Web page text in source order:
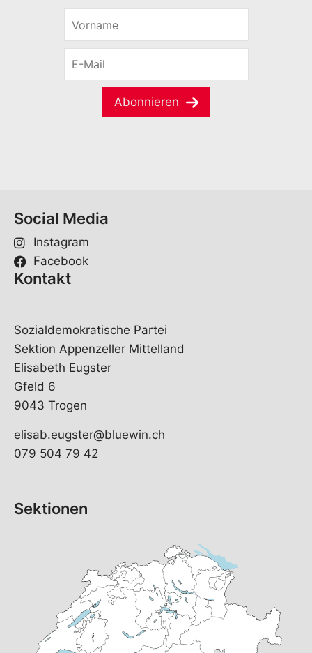
r
M
Abonnieren
Social Media
Instagram
Facebook
Kontakt
Sozialdemokratische Partei
Sektion Appenzeller Mittelland
Elisabeth Eugster
Gfeld 6
9043 Trogen
elisab.eugster@bluewin.ch
079 504 79 42
Sektionen